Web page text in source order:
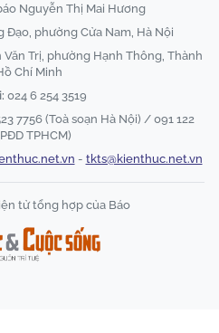
Nguyễn Thị Mai Hương
Đạo, phường Cửa Nam, Hà Nội
Trị, phường Hạnh Thông, Thành
Chí Minh
024 6 254 3519
7756 (Toà soạn Hà Nội) / 091 122
TPHCM)
- tkts@kienthuc.net.vn
tử tổng hợp của Báo